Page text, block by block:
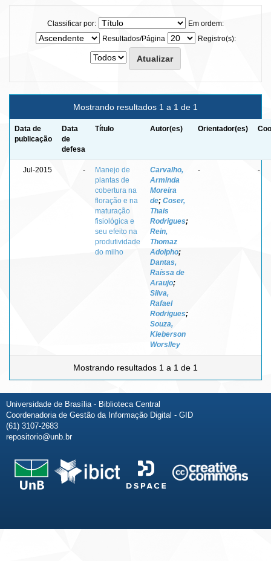
Classificar por:
Em ordem:
Resultados/Página
Registro(s):
Mostrando resultados 1 a 1 de 1
Data de
publicação
Data
de
defesa
Título Autor(es) Orientador(es)
Jul-2015 -
Manejo de
plantas de
cobertura na
floração e na
maturação
fisiológica e
seu efeito na
produtividade
do milho
Carvalho,
Arminda
Moreira
de; Coser,
Thais
Rodrigues;
Rein,
Thomaz
Adolpho;
Dantas,
Raíssa de
Araujo;
Silva,
Rafael
Rodrigues;
Souza,
Kleberson
Worslley
- -
Mostrando resultados 1 a 1 de 1
Universidade de Brasília - Biblioteca Central
Coordenadoria de Gestão da Informação Digital - GID
(61) 3107-2683
repositorio@unb.br